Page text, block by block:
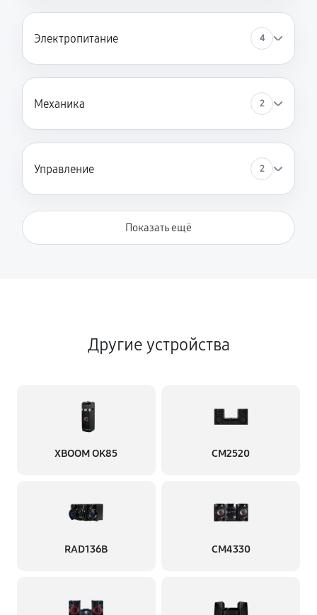
Электропитание 4
Механика 2
Управление 2
Показать ещё
Другие устройства
XBOOM OK85 CM2520
RAD136B CM4330